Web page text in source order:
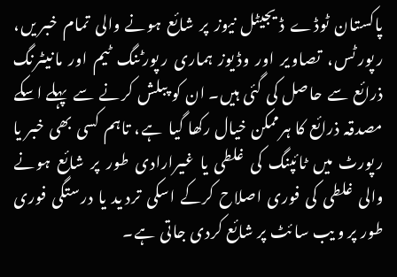
پاکستان ٹوڈے ڈیجیٹل نیوز پر شائع ہونے والی تمام خبریں،
رپورٹس، تصاویر اور وڈیوز ہماری رپورٹنگ ٹیم اور مانیٹرنگ
ذرائع سے حاصل کی گئی ہیں۔ ان کو پبلش کرنے سے پہلے اسکے
مصدقہ ذرائع کا ہرممکن خیال رکھا گیا ہے، تاہم کسی بھی خبر یا
رپورٹ میں ٹائپنگ کی غلطی یا غیرارادی طور پر شائع ہونے
والی غلطی کی فوری اصلاح کرکے اسکی تردید یا درستگی فوری
طور پر ویب سائٹ پر شائع کردی جاتی ہے۔